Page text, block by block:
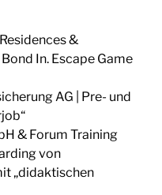
&
In. Escape Game
AG | Pre- und
& Forum Training
von
„didaktischen